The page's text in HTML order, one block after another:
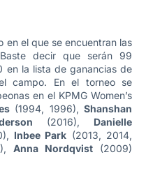
en el que se encuentran las
decir que serán 99
en la lista de ganancias de
campo. En el torneo se
en el KPMG Women’s
(1994, 1996), Shanshan
(2016), Danielle
Inbee Park (2013, 2014,
Anna Nordqvist (2009)